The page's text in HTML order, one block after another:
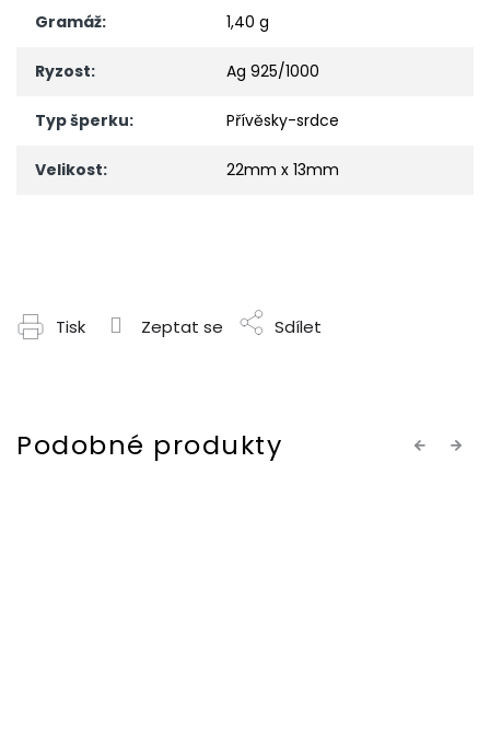
Gramáž: 1,40 g
Ryzost: Ag 925/1000
Typ šperku: Přívěsky-srdce
Velikost: 22mm x 13mm
Tisk Zeptat se Sdílet
Previous
Next